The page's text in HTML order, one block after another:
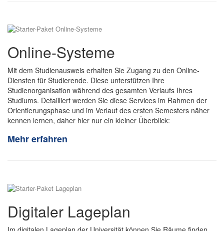
Online-Systeme
Mit dem Studienausweis erhalten Sie Zugang zu den Online-
Diensten für Studierende. Diese unterstützen Ihre
Studienorganisation während des gesamten Verlaufs Ihres
Studiums. Detailliert werden Sie diese Services im Rahmen der
Orientierungsphase und im Verlauf des ersten Semesters näher
kennen lernen, daher hier nur ein kleiner Überblick:
Mehr erfahren
Digitaler Lageplan